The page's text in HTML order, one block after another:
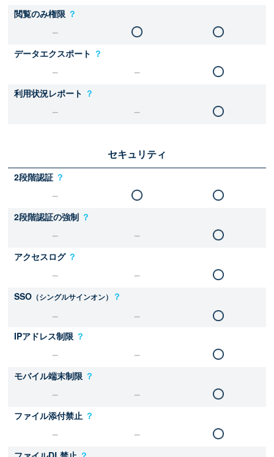
閲覧のみ権限 ？
データエクスポート ？
利用状況レポート ？
セキュリティ
2段階認証 ？
2段階認証の強制 ？
アクセスログ ？
SSO （シングルサインオン） ？
IPアドレス制限 ？
モバイル端末制限 ？
ファイル添付禁止 ？